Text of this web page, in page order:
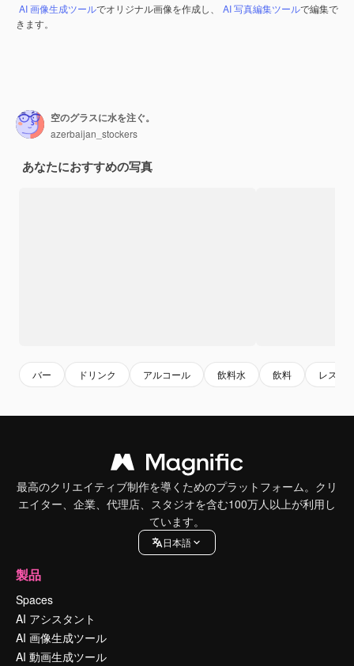
AI 画像生成ツールでオリジナル画像を作成し、 AI 写真編集ツールで編集で
きます。
空のグラスに水を注ぐ。
azerbaijan_stockers
あなたにおすすめの写真
バー ドリンク アルコール 飲料水 飲料 レスト
最高のクリエイティブ制作を導くためのプラットフォーム。クリ
エイター、企業、代理店、スタジオを含む100万人以上が利用し
ています。
日本語
製品
Spaces
AI アシスタント
AI 画像生成ツール
AI 動画生成ツール